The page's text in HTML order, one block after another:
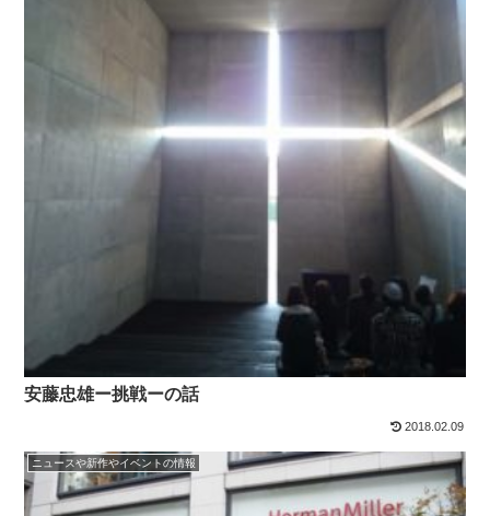
安藤忠雄ー挑戦ーの話
2018.02.09
ニュースや新作やイベントの情報